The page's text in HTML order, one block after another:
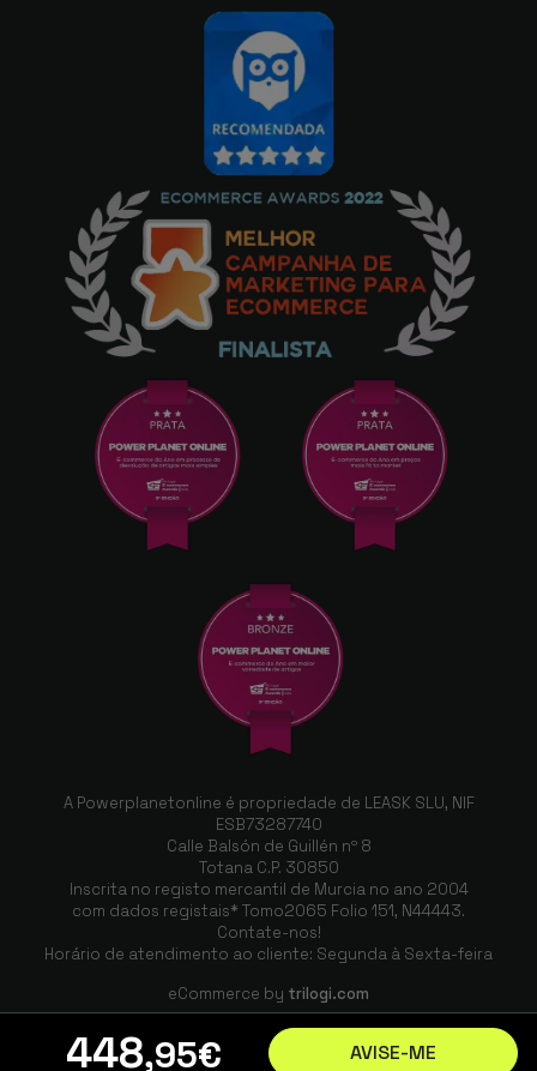
448,95€ AVISE-ME
A Powerplanetonline é propriedade de LEASK SLU, NIF
ESB73287740
Calle Balsón de Guillén nº 8
Totana C.P. 30850
Inscrita no registo mercantil de Murcia no ano 2004
com dados registais* Tomo2065 Folio 151, N44443.
Contate-nos!
Horário de atendimento ao cliente: Segunda à Sexta-feira
eCommerce by trilogi.com